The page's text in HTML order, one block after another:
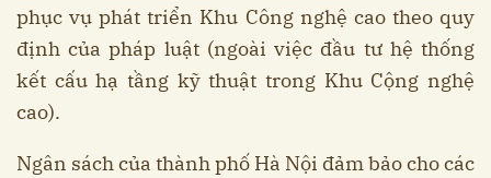
phục vụ phát triển Khu Công nghệ cao theo quy
định của pháp luật (ngoài việc đầu tư hệ thống
kết cấu hạ tầng kỹ thuật trong Khu Cộng nghệ
cao).
Ngân sách của thành phố Hà Nội đảm bảo cho các